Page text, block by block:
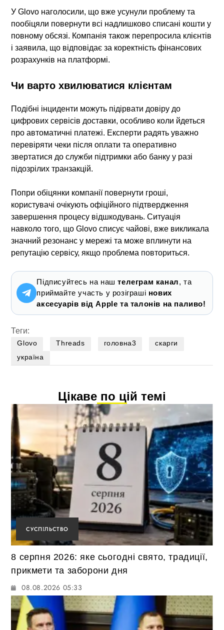
У Glovo наголосили, що вже усунули проблему та
пообіцяли повернути всі надлишково списані кошти у
повному обсязі. Компанія також перепросила клієнтів
і заявила, що відповідає за коректність фінансових
розрахунків на платформі.
Чи варто хвилюватися клієнтам
Подібні інциденти можуть підірвати довіру до
цифрових сервісів доставки, особливо коли йдеться
про автоматичні платежі. Експерти радять уважно
перевіряти чеки після оплати та оперативно
звертатися до служби підтримки або банку у разі
підозрілих транзакцій.
Попри обіцянки компанії повернути гроші,
користувачі очікують офіційного підтвердження
завершення процесу відшкодувань. Ситуація
навколо того, щоGlovo списує чайові, вже викликала
значний резонанс у мережі та може вплинути на
репутацію сервісу, якщо проблема повториться.
Підписуйтесь на наштелеграм канал, та
приймайте участь у розіграші нових
аксесуарів від Apple та талонів на паливо!
Теги:
Glovo Threads головна3
скарги
україна
Цікаве по цій темі
СУСПІЛЬСТВО
8 серпня 2026: яке сьогодні свято, традиції,
прикмети та заборони дня
08.08.2026 05:33